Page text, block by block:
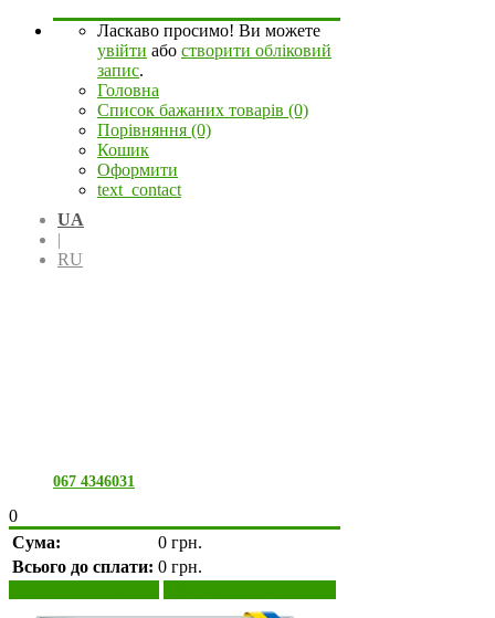
Ласкаво просимо! Ви можете
увійти або створити обліковий
запис.
Головна
Список бажаних товарів (0)
Порівняння (0)
Кошик
Оформити
text_contact
UA
|
RU
067 4346031
0
Сума:
0 грн.
Всього до сплати: 0 грн.